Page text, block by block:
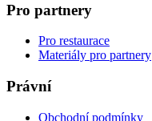
Pro partnery
Pro restaurace
Materiály pro partnery
Právní
Obchodní podmínky